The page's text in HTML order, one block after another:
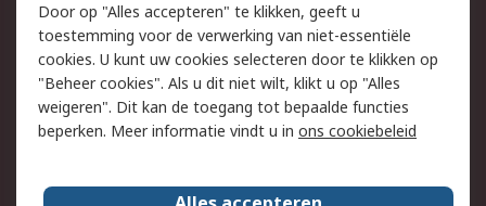
Cookiebeleid
Email veiligheid
Privacybeleid -
Bijgewerkt
Websitevoorwaarden
Algemene
verkoopvoorwaarden
Over RS
Door op "Alles accepteren" te klikken, geeft u
toestemming voor de verwerking van niet-essentiële
cookies. U kunt uw cookies selecteren door te klikken op
"Beheer cookies". Als u dit niet wilt, klikt u op "Alles
weigeren". Dit kan de toegang tot bepaalde functies
beperken. Meer informatie vindt u in ons cookiebeleid